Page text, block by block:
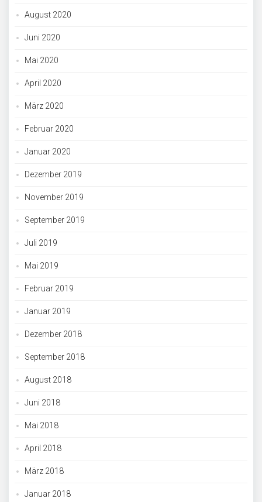
August 2020
Juni 2020
Mai 2020
April 2020
März 2020
Februar 2020
Januar 2020
Dezember 2019
November 2019
September 2019
Juli 2019
Mai 2019
Februar 2019
Januar 2019
Dezember 2018
September 2018
August 2018
Juni 2018
Mai 2018
April 2018
März 2018
Januar 2018